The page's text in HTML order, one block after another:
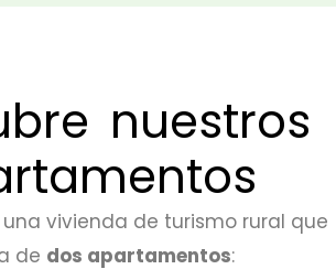
nuestros
una vivienda de turismo rural que
de dos apartamentos: